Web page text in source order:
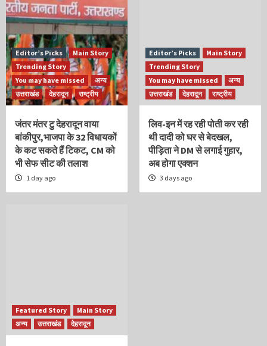
Editor’s Picks
Main Story
Trending Story
You may have missed
अन्य
उत्तराखंड
देहरादून राष्ट्रीय
जंतर मंतर टु देहरादून वाया
बांकीपुर,भाजपा के 32 विधायकों
के कट सकते हैं टिकट, CM को
भी सेफ सीट की तलाश
1 day ago
Editor’s Picks
Main Story
Trending Story
You may have missed
अन्य
उत्तराखंड
देहरादून राष्ट्रीय
लिव-इन में रह रही पोती कर रही
थी दादी को घर से बेदखल,
पीड़िता ने DM से लगाई गुहार,
अब होगा एक्शन
3 days ago
Featured Story
Main Story
अन्य
उत्तराखंड देहरादून